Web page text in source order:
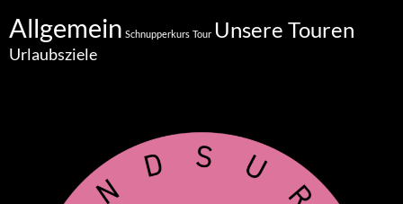
Allgemein Schnupperkurs Tour Unsere Touren
Urlaubsziele